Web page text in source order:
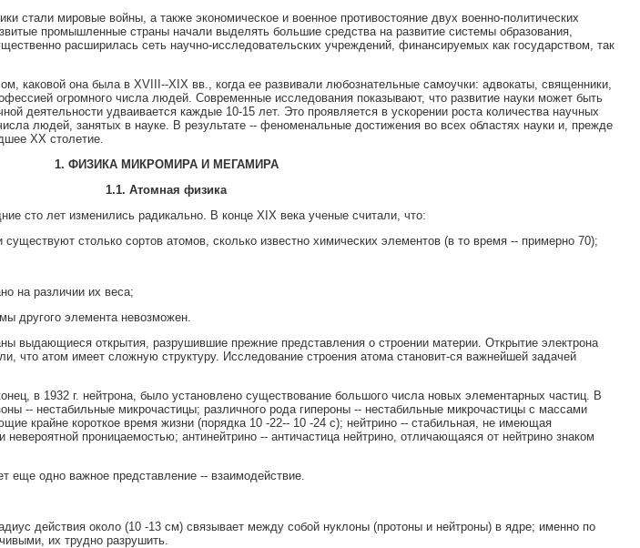
стали мировые войны, а также экономическое и военное противостояние двух военно-политических
промышленные страны начали выделять большие средства на развитие системы образования,
расширилась сеть научно-исследовательских учреждений, финансируемых как государством, так
каковой она была в XVIII--XIX вв., когда ее развивали любознательные самоучки: адвокаты, священники,
огромного числа людей. Современные исследования показывают, что развитие науки может быть
деятельности удваивается каждые 10-15 лет. Это проявляется в ускорении роста количества научных
людей, занятых в науке. В результате -- феноменальные достижения во всех областях науки и, прежде
XX столетие.
1. ФИЗИКА МИКРОМИРА И МЕГАМИРА
1.1. Атомная физика
сто лет изменились радикально. В конце XIX века ученые считали, что:
столько сортов атомов, сколько известно химических элементов (в то время -- примерно 70);
на различии их веса;
другого элемента невозможен.
выдающиеся открытия, разрушившие прежние представления о строении материи. Открытие электрона
что атом имеет сложную структуру. Исследование строения атома становит-ся важнейшей задачей
в 1932 г. нейтрона, было установлено существование большого числа новых элементарных частиц. В
-- нестабильные микрочастицы; различного рода гипероны -- нестабильные микрочастицы с массами
крайне короткое время жизни (порядка 10 -22-- 10 -24 с); нейтрино -- стабильная, не имеющая
проницаемостью; антинейтрино -- античастица нейтрино, отличающаяся от нейтрино знаком
еще одно важное представление -- взаимодействие.
действия около (10 -13 см) связывает между собой нуклоны (протоны и нейтроны) в ядре; именно по
их трудно разрушить.